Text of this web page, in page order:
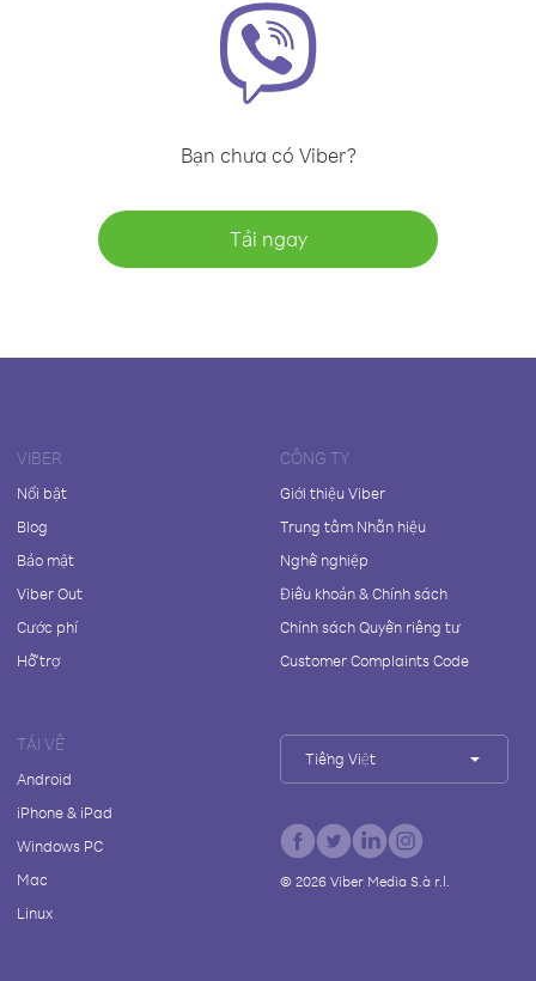
Bạn chưa có Viber?
Tải ngay
VIBER
Nổi bật
Blog
Bảo mật
Viber Out
Cước phí
Hỗ trợ
CÔNG TY
Giới thiệu Viber
Trung tâm Nhãn hiệu
Nghề nghiệp
Điều khoản & Chính sách
Chính sách Quyền riêng tư
Customer Complaints Code
TẢI VỀ
Android
iPhone & iPad
Windows PC
Mac
Linux
Tiếng Việt
© 2026Viber Media S.à r.l.